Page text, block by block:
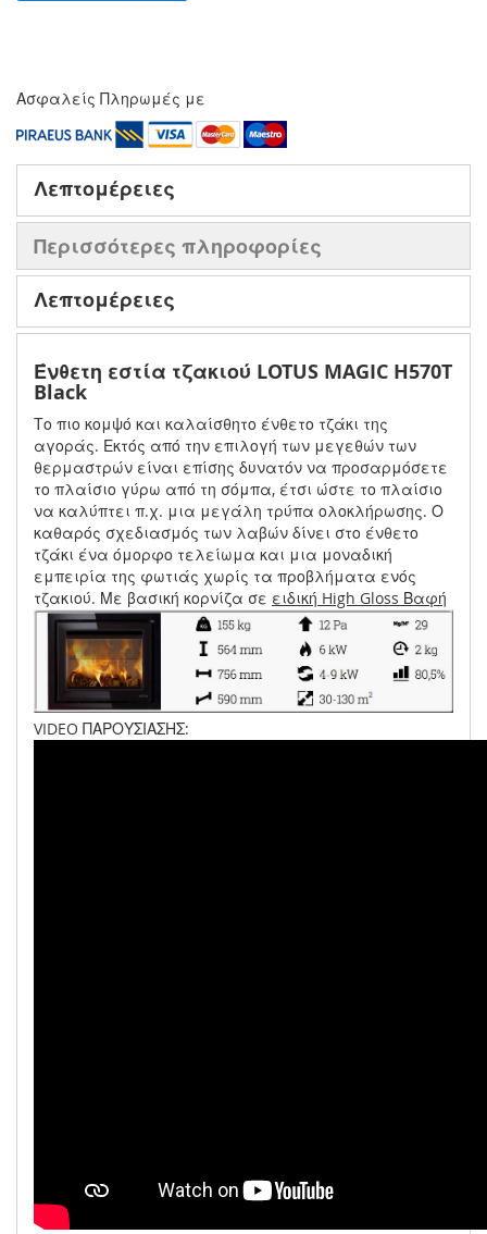
Ασφαλείς Πληρωμές με
Λεπτομέρειες
Περισσότερες πληροφορίες
Λεπτομέρειες
Ένθετη εστία τζακιού LOTUS MAGIC H570T
Black
Το πιο κομψό και καλαίσθητο ένθετο τζάκι της
αγοράς. Εκτός από την επιλογή των μεγεθών των
θερμαστρών είναι επίσης δυνατόν να προσαρμόσετε
το πλαίσιο γύρω από τη σόμπα, έτσι ώστε το πλαίσιο
να καλύπτει π.χ. μια μεγάλη τρύπα ολοκλήρωσης. Ο
καθαρός σχεδιασμός των λαβών δίνει στο ένθετο
τζάκι ένα όμορφο τελείωμα και μια μοναδική
εμπειρία της φωτιάς χωρίς τα προβλήματα ενός
τζακιού. Με βασική κορνίζα σε ειδική High Gloss Βαφή
VIDEO ΠΑΡΟΥΣΙΑΣΗΣ: